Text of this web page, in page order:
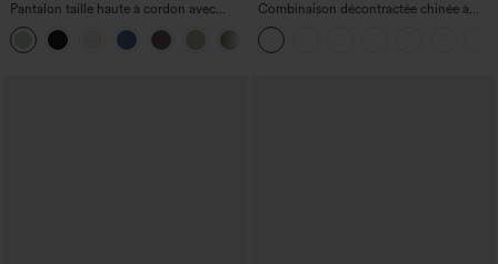
Pantalon taille haute à cordon avec
poches, jambe large et coupe ample,
style décontracté, effet lin
Combinaison décontractée chinée à
bretelles réglables, fronces et jambes
larges, avec poches — facile comme
tout